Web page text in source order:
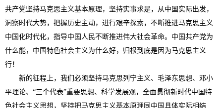
共产党坚持马克思主义基本原理，坚持实事求是，从中国实际出发，
洞察时代大势，把握历史主动，进行艰辛探索，不断推进马克思主义
中国化时代化，指导中国人民不断推进伟大社会革命。中国共产党为
什么能，中国特色社会主义为什么好，归根到底是因为马克思主义
行！
新的征程上，我们必须坚持马克思列宁主义、毛泽东思想、邓小
平理论、“三个代表”重要思想、科学发展观，全面贯彻新时代中国特
色社会主义思想，坚持把马克思主义基本原理同中国具体实际相结